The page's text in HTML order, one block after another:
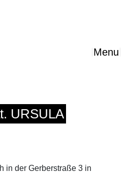
Menu
URSULA
in der Gerberstraße 3 in